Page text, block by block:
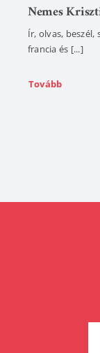
Nemes
Ír, olvas,
francia és [...]
Tovább